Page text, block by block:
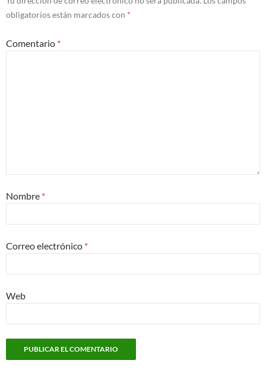
obligatorios están marcados con *
Comentario *
Nombre *
Correo electrónico *
Web